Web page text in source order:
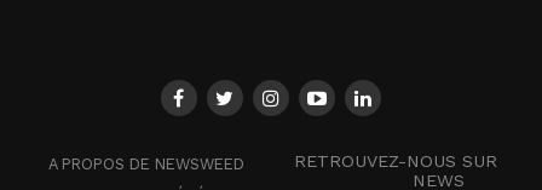
A PROPOS DE NEWSWEED
RETROUVEZ-NOUS SUR
NEWS